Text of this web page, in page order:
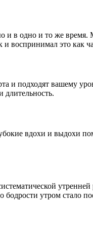
и в одно и то же
и воспринимал это как
и подходят вашему
длительность.
вдохи и выдохи
бодрости утром